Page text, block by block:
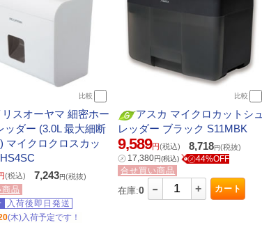
比較
スオーヤマ 細密ホー
ッダー (3.0L 最大細断
マイクロクロスカッ
(税込) 7,243円(税抜)
品
入荷後即日発送
(木)入荷予定です！
比較
アスカ マイクロカットシュ
レッダー ブラック S11MBK
9,589円(税込) 8,718円(税抜)
㋱ 17,380円(税込) ㋱44%OFF
合せ買い商品
在庫:0 - + カート